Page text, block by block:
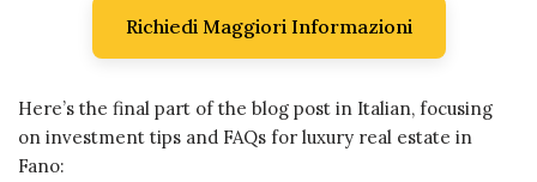
Richiedi Maggiori Informazioni
Here’s the final part of the blog post in Italian, focusing
on investment tips and FAQs for luxury real estate in
Fano: